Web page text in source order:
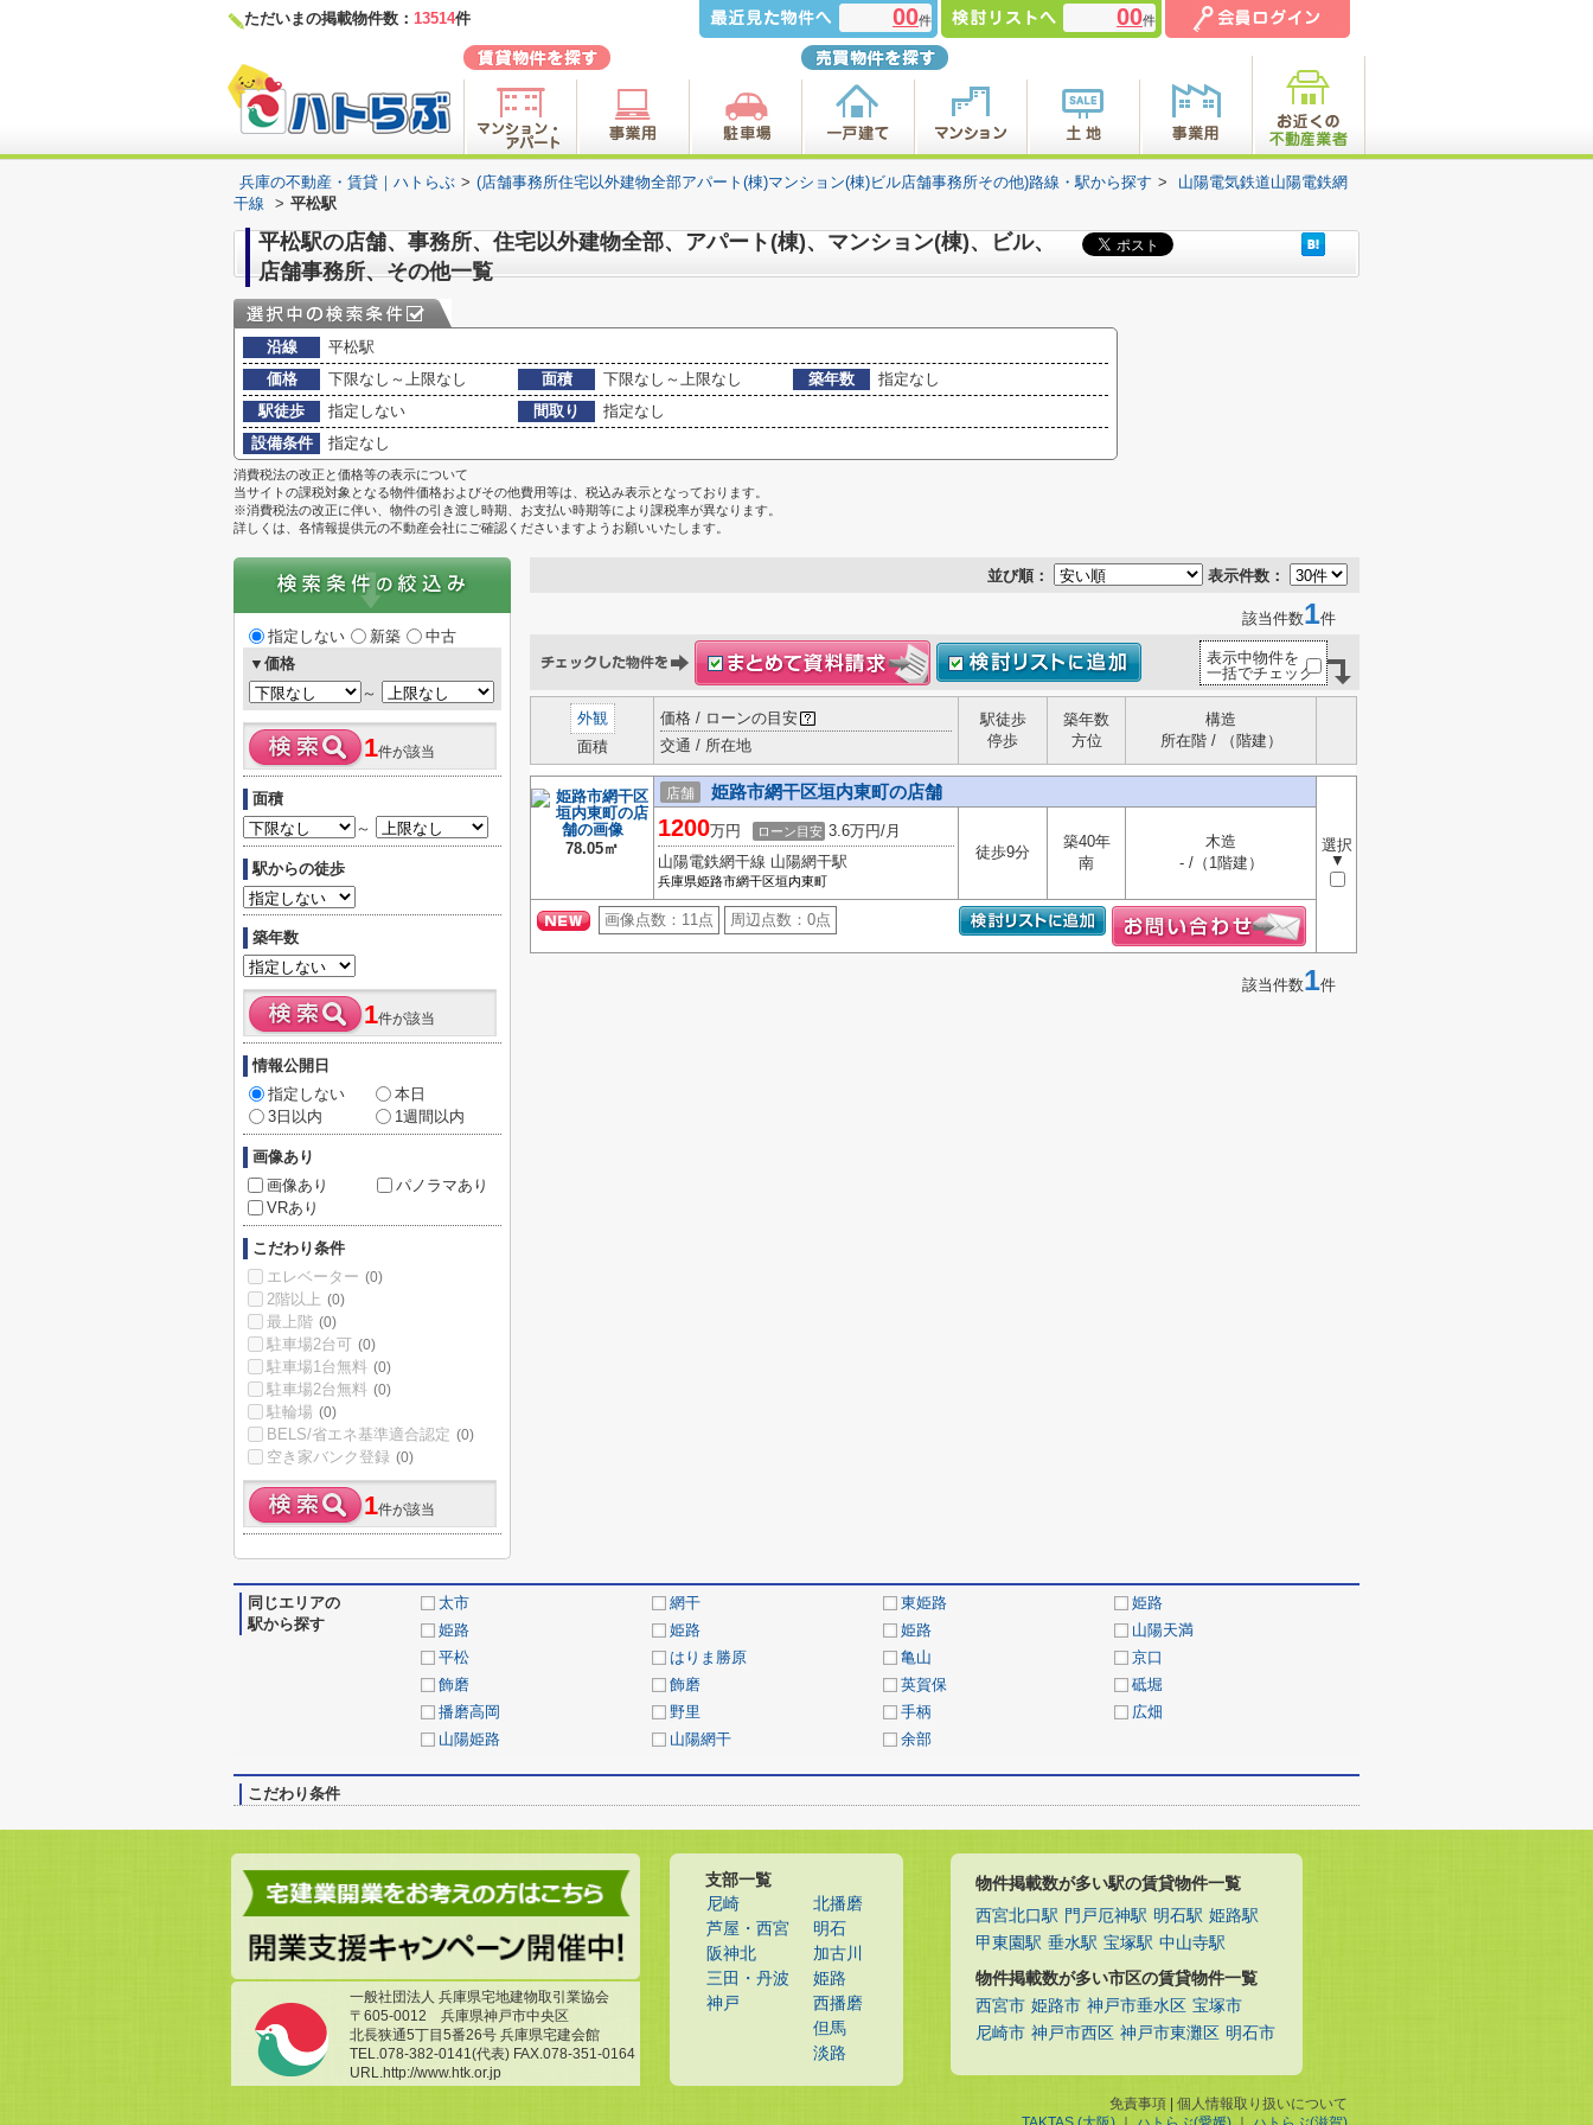
ただいまの掲載物件数： 13514件 00件 00件
兵庫の不動産・賃貸｜ハトらぶ > (店舗事務所住宅以外建物全部アパート(棟)マンション(棟)ビル店舗事務所その他)路線・駅から探す >
山陽電気鉄道山陽電鉄網
干線
> 平松駅
平松駅の店舗、事務所、住宅以外建物全部、アパート(棟)、マンション(棟)、ビル、
店舗事務所、その他一覧
沿線
平松駅
価格
下限なし～上限なし 面積 下限なし～上限なし 築年数
指定なし
駅徒歩
指定しない 間取り
指定なし
設備条件
指定なし
消費税法の改正と価格等の表示について
当サイトの課税対象となる物件価格およびその他費用等は、税込み表示となっております。
※消費税法の改正に伴い、物件の引き渡し時期、お支払い時期等により課税率が異なります。
詳しくは、各情報提供元の不動産会社にご確認くださいますようお願いいたします。
並び順： 表示件数：
該当件数1件
表示中物件を
一括でチェック
外観
面積
価格 / ローンの目安
交通 / 所在地
駅徒歩
停歩
築年数
方位
構造
所在階 / （階建）
78.05㎡
店舗 姫路市網干区垣内東町の店舗
選択
▼
1200万円 ローン目安 3.6万円/月
山陽電鉄網干線 山陽網干駅
兵庫県姫路市網干区垣内東町
徒歩9分
築40年
南
木造
- /（1階建）
画像点数： 11点 周辺点数： 0点
該当件数1件
指定しない 新築
中古
▼価格
～
1件が該当
面積
～
駅からの徒歩
築年数
1件が該当
情報公開日
指定しない
本日
3日以内
1週間以内
画像あり
画像あり
パノラマあり
VRあり
こだわり条件
エレベーター (0)
2階以上 (0)
最上階 (0)
駐車場2台可 (0)
駐車場1台無料 (0)
駐車場2台無料 (0)
駐輪場 (0)
BELS/省エネ基準適合認定 (0)
空き家バンク登録 (0)
1件が該当
同じエリアの
駅から探す
太市 網干 東姫路
姫路
姫路
姫路 姫路
山陽天満
平松
はりま勝原 亀山
京口
飾磨
飾磨 英賀保
砥堀
播磨高岡
野里 手柄
広畑
山陽姫路
山陽網干 余部
こだわり条件
一般社団法人 兵庫県宅地建物取引業協会
〒605-0012 兵庫県神戸市中央区
北長狭通5丁目5番26号 兵庫県宅建会館
TEL.078-382-0141(代表) FAX.078-351-0164
URL.http://www.htk.or.jp
支部一覧
尼崎
芦屋・西宮
阪神北
三田・丹波
神戸
北播磨
明石
加古川
姫路
西播磨
但馬
淡路
物件掲載数が多い駅の賃貸物件一覧
西宮北口駅 門戸厄神駅 明石駅 姫路駅
甲東園駅 垂水駅 宝塚駅 中山寺駅
物件掲載数が多い市区の賃貸物件一覧
西宮市 姫路市 神戸市垂水区 宝塚市
尼崎市 神戸市西区 神戸市東灘区 明石市
免責事項
個人情報取り扱いについて